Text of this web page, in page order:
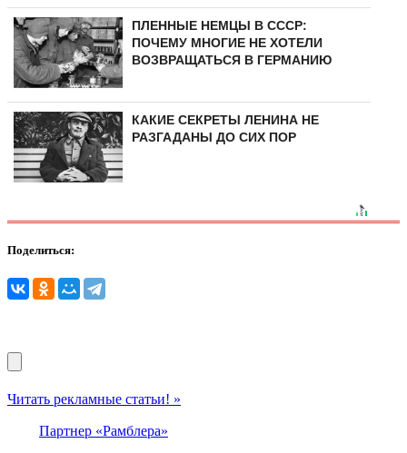
ПЛЕННЫЕ НЕМЦЫ В СССР:
ПОЧЕМУ МНОГИЕ НЕ ХОТЕЛИ
ВОЗВРАЩАТЬСЯ В ГЕРМАНИЮ
КАКИЕ СЕКРЕТЫ ЛЕНИНА НЕ
РАЗГАДАНЫ ДО СИХ ПОР
Поделиться:
Читать рекламные статьи! »
Партнер «Рамблера»